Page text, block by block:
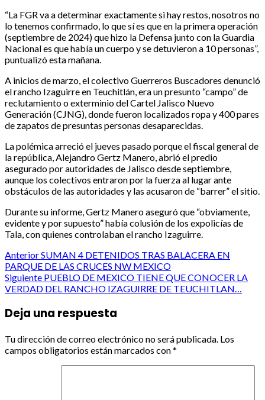
“La FGR va a determinar exactamente si hay restos, nosotros no
lo tenemos confirmado, lo que sí es que en la primera operación
(septiembre de 2024) que hizo la Defensa junto con la Guardia
Nacional es que había un cuerpo y se detuvieron a 10 personas”,
puntualizó esta mañana.
A inicios de marzo, el colectivo Guerreros Buscadores denunció
el rancho Izaguirre en Teuchitlán, era un presunto “campo” de
reclutamiento o exterminio del Cartel Jalisco Nuevo
Generación (CJNG), donde fueron localizados ropa y 400 pares
de zapatos de presuntas personas desaparecidas.
La polémica arreció el jueves pasado porque el fiscal general de
la república, Alejandro Gertz Manero, abrió el predio
asegurado por autoridades de Jalisco desde septiembre,
aunque los colectivos entraron por la fuerza al lugar ante
obstáculos de las autoridades y las acusaron de “barrer” el sitio.
Durante su informe, Gertz Manero aseguró que “obviamente,
evidente y por supuesto” había colusión de los expolicías de
Tala, con quienes controlaban el rancho Izaguirre.
Post
navigation
AnteriorSUMAN 4 DETENIDOS TRAS BALACERA EN
PARQUE DE LAS CRUCES NW MEXICO
Siguiente PUEBLO DE MEXICO TIENE QUE CONOCER LA
VERDAD DEL RANCHO IZAGUIRRE DE TEUCHITLAN…
Deja una respuesta
Tu dirección de correo electrónico no será publicada. Los
campos obligatorios están marcados con*